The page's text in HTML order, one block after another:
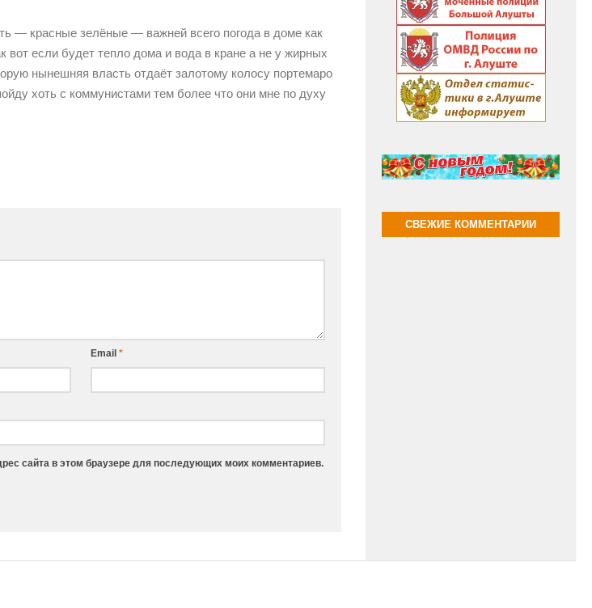
— красные зелёные — важней всего погода в доме как
вот если будет тепло дома и вода в кране а не у жирных
нынешняя власть отдаёт залотому колосу портемаро
хоть с коммунистами тем более что они мне по духу
Email*
сайта в этом браузере для последующих моих комментариев.
СВЕЖИЕ КОММЕНТАРИИ